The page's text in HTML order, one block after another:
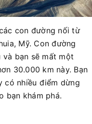
con đường nối từ
Mỹ. Con đường
và bạn sẽ mất một
30.000 km này. Bạn
có nhiều điểm dừng
bạn khám phá.